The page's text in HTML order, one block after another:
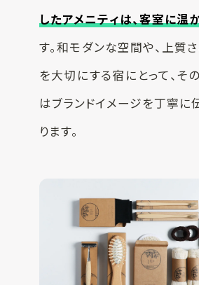
したアメニティは、客室に温
す。和モダンな空間や、上質
を大切にする宿にとって、そ
はブランドイメージを丁寧に
ります。